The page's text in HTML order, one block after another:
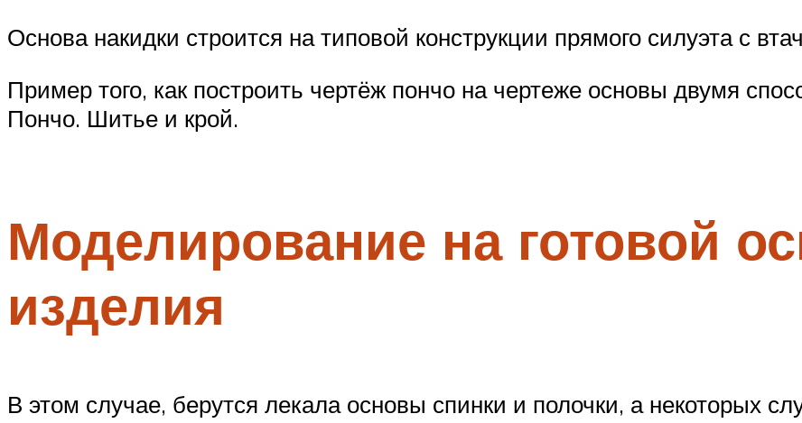
Основа накидки строится на типовой конструкции прямого силуэта с
Пример того, как построить чертёж пончо на чертеже основы двумя
Пончо. Шитье и крой.
Моделирование на готовой
изделия
В этом случае, берутся лекала основы спинки и полочки, а некоторых